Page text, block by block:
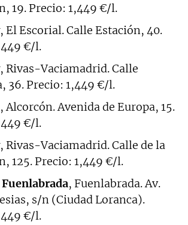
19. Precio: 1,449 €/l.
, El Escorial. Calle Estación, 40.
€/l.
, Rivas-Vaciamadrid. Calle
36. Precio: 1,449 €/l.
, Alcorcón. Avenida de Europa, 15.
€/l.
, Rivas-Vaciamadrid. Calle de la
125. Precio: 1,449 €/l.
, Fuenlabrada. Av.
s/n (Ciudad Loranca).
€/l.